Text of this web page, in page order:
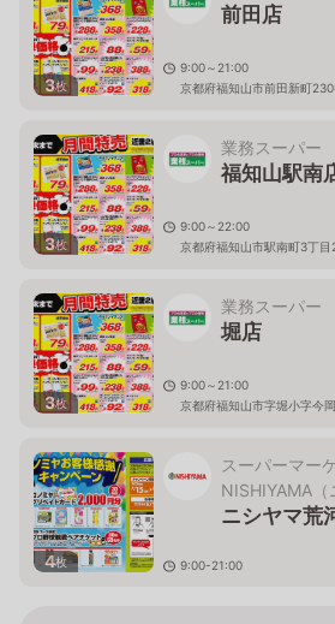
3枚
前田店
9:00～21:00
京都府福知山市前田新町
3枚
業務スーパー
福知山駅南
9:00～22:00
京都府福知山市駅南町3丁目
3枚
業務スーパー
堀店
9:00～21:00
京都府福知山市字堀小字今
4枚
スーパーマー
NISHIYAMA（
ニシヤマ荒
9:00-21:00